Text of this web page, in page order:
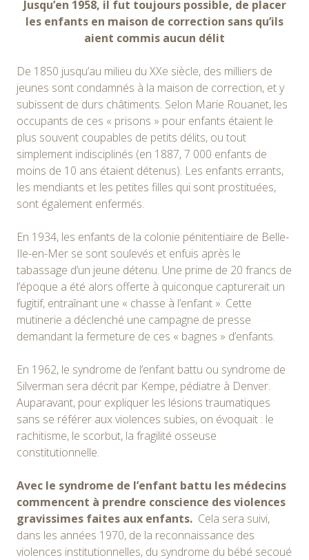
Jusqu’en 1958, il fut toujours possible, de placer
les enfants en maison de correction sans qu’ils
aient commis aucun délit
De 1850 jusqu’au milieu du XXe siècle, des milliers de
jeunes sont condamnés à la maison de correction, et y
subissent de durs châtiments. Selon Marie Rouanet, les
occupants de ces « prisons » pour enfants étaient le
plus souvent coupables de petits délits, ou tout
simplement indisciplinés (en 1887, 7 000 enfants de
moins de 10 ans étaient détenus). Les enfants errants,
les mendiants et les petites filles qui sont prostituées,
sont également enfermés.
En 1934, les enfants de la colonie pénitentiaire de Belle-
Ile-en-Mer se sont soulevés et enfuis après le
tabassage d’un jeune détenu. Une prime de 20 francs de
l’époque a été alors offerte à quiconque capturerait un
fugitif, entraînant une « chasse à l’enfant ». Cette
mutinerie a déclenché une campagne de presse
demandant la fermeture de ces « bagnes » d’enfants.
En 1962, le syndrome de l’enfant battu ou syndrome de
Silverman sera décrit par Kempe, pédiatre à Denver.
Auparavant, pour expliquer les lésions traumatiques
sans se référer aux violences subies, on évoquait : le
rachitisme, le scorbut, la fragilité osseuse
constitutionnelle.
Avec le syndrome de l’enfant battu les médecins
commencent à prendre conscience des violences
gravissimes faites aux enfants. Cela sera suivi,
dans les années 1970, de la reconnaissance des
violences institutionnelles, du syndrome du bébé secoué